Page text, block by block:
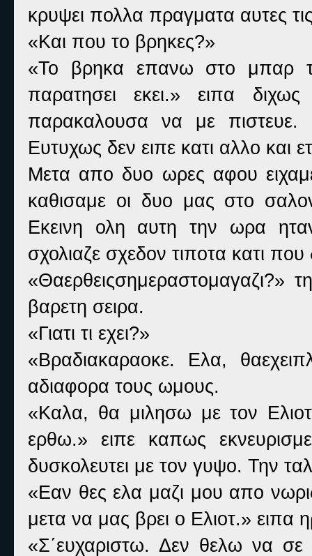
κρυψει πολλα πραγματα αυτες
«Και που το βρηκες?»
«Το βρηκα επανω στο μπαρ
παρατησει εκει.» ειπα
παρακαλουσα να με πιστευε.
Ευτυχως δεν ειπε κατι αλλο και
Μετα απο δυο ωρες αφου
καθισαμε οι δυο μας στο
Εκεινη ολη αυτη την ωρα
σχολιαζε σχεδον τιποτα κατι
βαρετη σειρα.
«Γιατι τι εχει?»
«Βραδιακαραοκε. Ελα,
αδιαφορα τους ωμους.
«Καλα, θα μιλησω με τον
ερθω.» ειπε καπως
δυσκολευτει με τον γυψο. Την
«Εαν θες ελα μαζι μου απο
μετα να μας βρει ο Ελιοτ.» ειπα
«Σ΄ευχαριστω. Δεν θελω να σε